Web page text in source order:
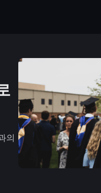
의